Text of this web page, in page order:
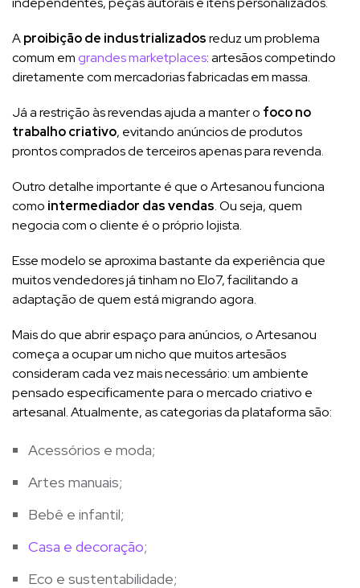
Aproibição de industrializadosreduz um problema
comum em grandes marketplaces: artesãos competindo
diretamente com mercadorias fabricadas em massa.
Já a restrição às revendas ajuda a manter o foco no
trabalho criativo, evitando anúncios de produtos
prontos comprados de terceiros apenas para revenda.
Outro detalhe importante é que o Artesanou funciona
como intermediador das vendas. Ou seja, quem
negocia com o cliente é o próprio lojista.
Esse modelo se aproxima bastante da experiência que
muitos vendedores já tinham no Elo7, facilitando a
adaptação de quem está migrando agora.
Mais do que abrir espaço para anúncios, o Artesanou
começa a ocupar um nicho que muitos artesãos
consideram cada vez mais necessário: um ambiente
pensado especificamente para o mercado criativo e
artesanal. Atualmente, as categorias da plataforma são:
Acessórios e moda;
Artes manuais;
Bebê e infantil;
Casa e decoração;
Eco e sustentabilidade;